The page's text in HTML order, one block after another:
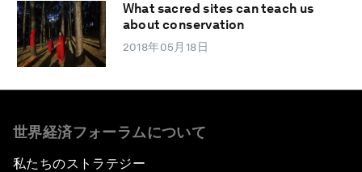
What sacred sites can teach us
about conservation
2018年05月18日
世界経済フォーラムについて
私たちのストラテジー